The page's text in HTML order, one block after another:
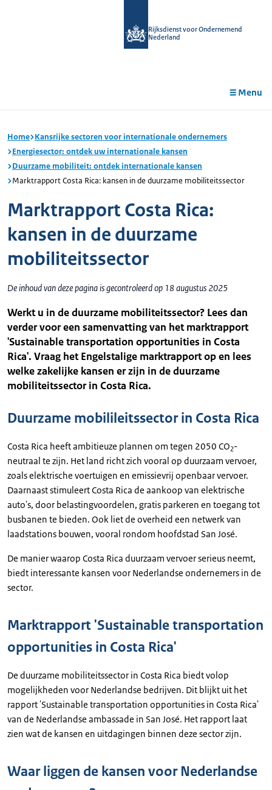
Rijksdienst voor Ondernemend
Nederland
Menu
Home Kansrijke sectoren voor internationale ondernemers
Energiesector: ontdek uw internationale kansen
Duurzame mobiliteit: ontdek internationale kansen
Marktrapport Costa Rica: kansen in de duurzame mobiliteitssector
Marktrapport Costa Rica:
kansen in de duurzame
mobiliteitssector
De inhoud van deze pagina is gecontroleerd op 18 augustus 2025
Werkt u in de duurzame mobiliteitssector? Lees dan
verder voor een samenvatting van het marktrapport
'Sustainable transportation opportunities in Costa
Rica'. Vraag het Engelstalige marktrapport op en lees
welke zakelijke kansen er zijn in de duurzame
mobiliteitssector in Costa Rica.
Duurzame mobilileitssector in Costa Rica
Costa Rica heeft ambitieuze plannen om tegen 2050 CO2-
neutraal te zijn. Het land richt zich vooral op duurzaam vervoer,
zoals elektrische voertuigen en emissievrij openbaar vervoer.
Daarnaast stimuleert Costa Rica de aankoop van elektrische
auto's, door belastingvoordelen, gratis parkeren en toegang tot
busbanen te bieden. Ook liet de overheid een netwerk van
laadstations bouwen, vooral rondom hoofdstad San José.
De manier waarop Costa Rica duurzaam vervoer serieus neemt,
biedt interessante kansen voor Nederlandse ondernemers in de
sector.
Marktrapport 'Sustainable transportation
opportunities in Costa Rica'
De duurzame mobiliteitssector in Costa Rica biedt volop
mogelijkheden voor Nederlandse bedrijven. Dit blijkt uit het
rapport 'Sustainable transportation opportunities in Costa Rica'
van de Nederlandse ambassade in San José. Het rapport laat
zien wat de kansen en uitdagingen binnen deze sector zijn.
Waar liggen de kansen voor Nederlandse